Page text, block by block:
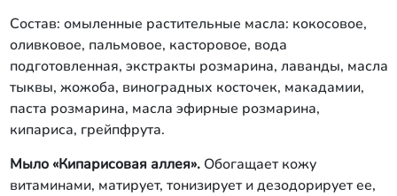
Состав: омыленные растительные масла: кокосовое,
оливковое, пальмовое, касторовое, вода
подготовленная, экстракты розмарина, лаванды, масла
тыквы, жожоба, виноградных косточек, макадамии,
паста розмарина, масла эфирные розмарина,
кипариса, грейпфрута.
Мыло «Кипарисовая аллея».Обогащает кожу
витаминами, матирует, тонизирует и дезодорирует ее,